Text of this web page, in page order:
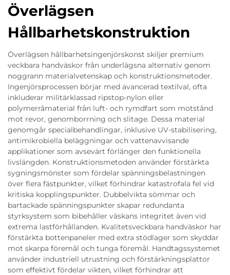
Överlägsen
Hållbarhetskonstruktion
Överlägsen hållbarhetsingenjörskonst skiljer premium
veckbara handväskor från underlägsna alternativ genom
noggrann materialvetenskap och konstruktionsmetoder.
Ingenjörsprocessen börjar med avancerad textilval, ofta
inkluderar militärklassad ripstop-nylon eller
polymerråmaterial från luft- och rymdfart som motstånd
mot revor, genomborrning och slitage. Dessa material
genomgår specialbehandlingar, inklusive UV-stabilisering,
antimikrobiella beläggningar och vattenavvisande
applikationer som avsevärt förlänger den funktionella
livslängden. Konstruktionsmetoden använder förstärkta
sygningsmönster som fördelar spänningsbelastningen
över flera fästpunkter, vilket förhindrar katastrofala fel vid
kritiska kopplingspunkter. Dubbelvikta sömmar och
bartackade spänningspunkter skapar redundanta
styrksystem som bibehåller väskans integritet även vid
extrema lastförhållanden. Kvalitetsveckbara handväskor har
förstärkta bottenpaneler med extra stödlager som skyddar
mot skarpa föremål och tunga föremål. Handtagssystemet
använder industriell utrustning och förstärkningsplattor
som effektivt fördelar vikten, vilket förhindrar att